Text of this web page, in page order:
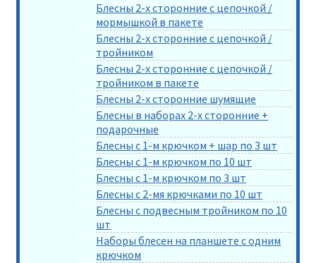
Блесны 2-х сторонние с цепочкой /
мормышкой в пакете
Блесны 2-х сторонние с цепочкой /
тройником
Блесны 2-х сторонние с цепочкой /
тройником в пакете
Блесны 2-х сторонние шумящие
Блесны в наборах 2-х сторонние +
подарочные
Блесны с 1-м крючком + шар по 3 шт
Блесны с 1-м крючком по 10 шт
Блесны с 1-м крючком по 3 шт
Блесны с 2-мя крючками по 10 шт
Блесны с подвесным тройником по 10
шт
Наборы блесен на планшете с одним
крючком